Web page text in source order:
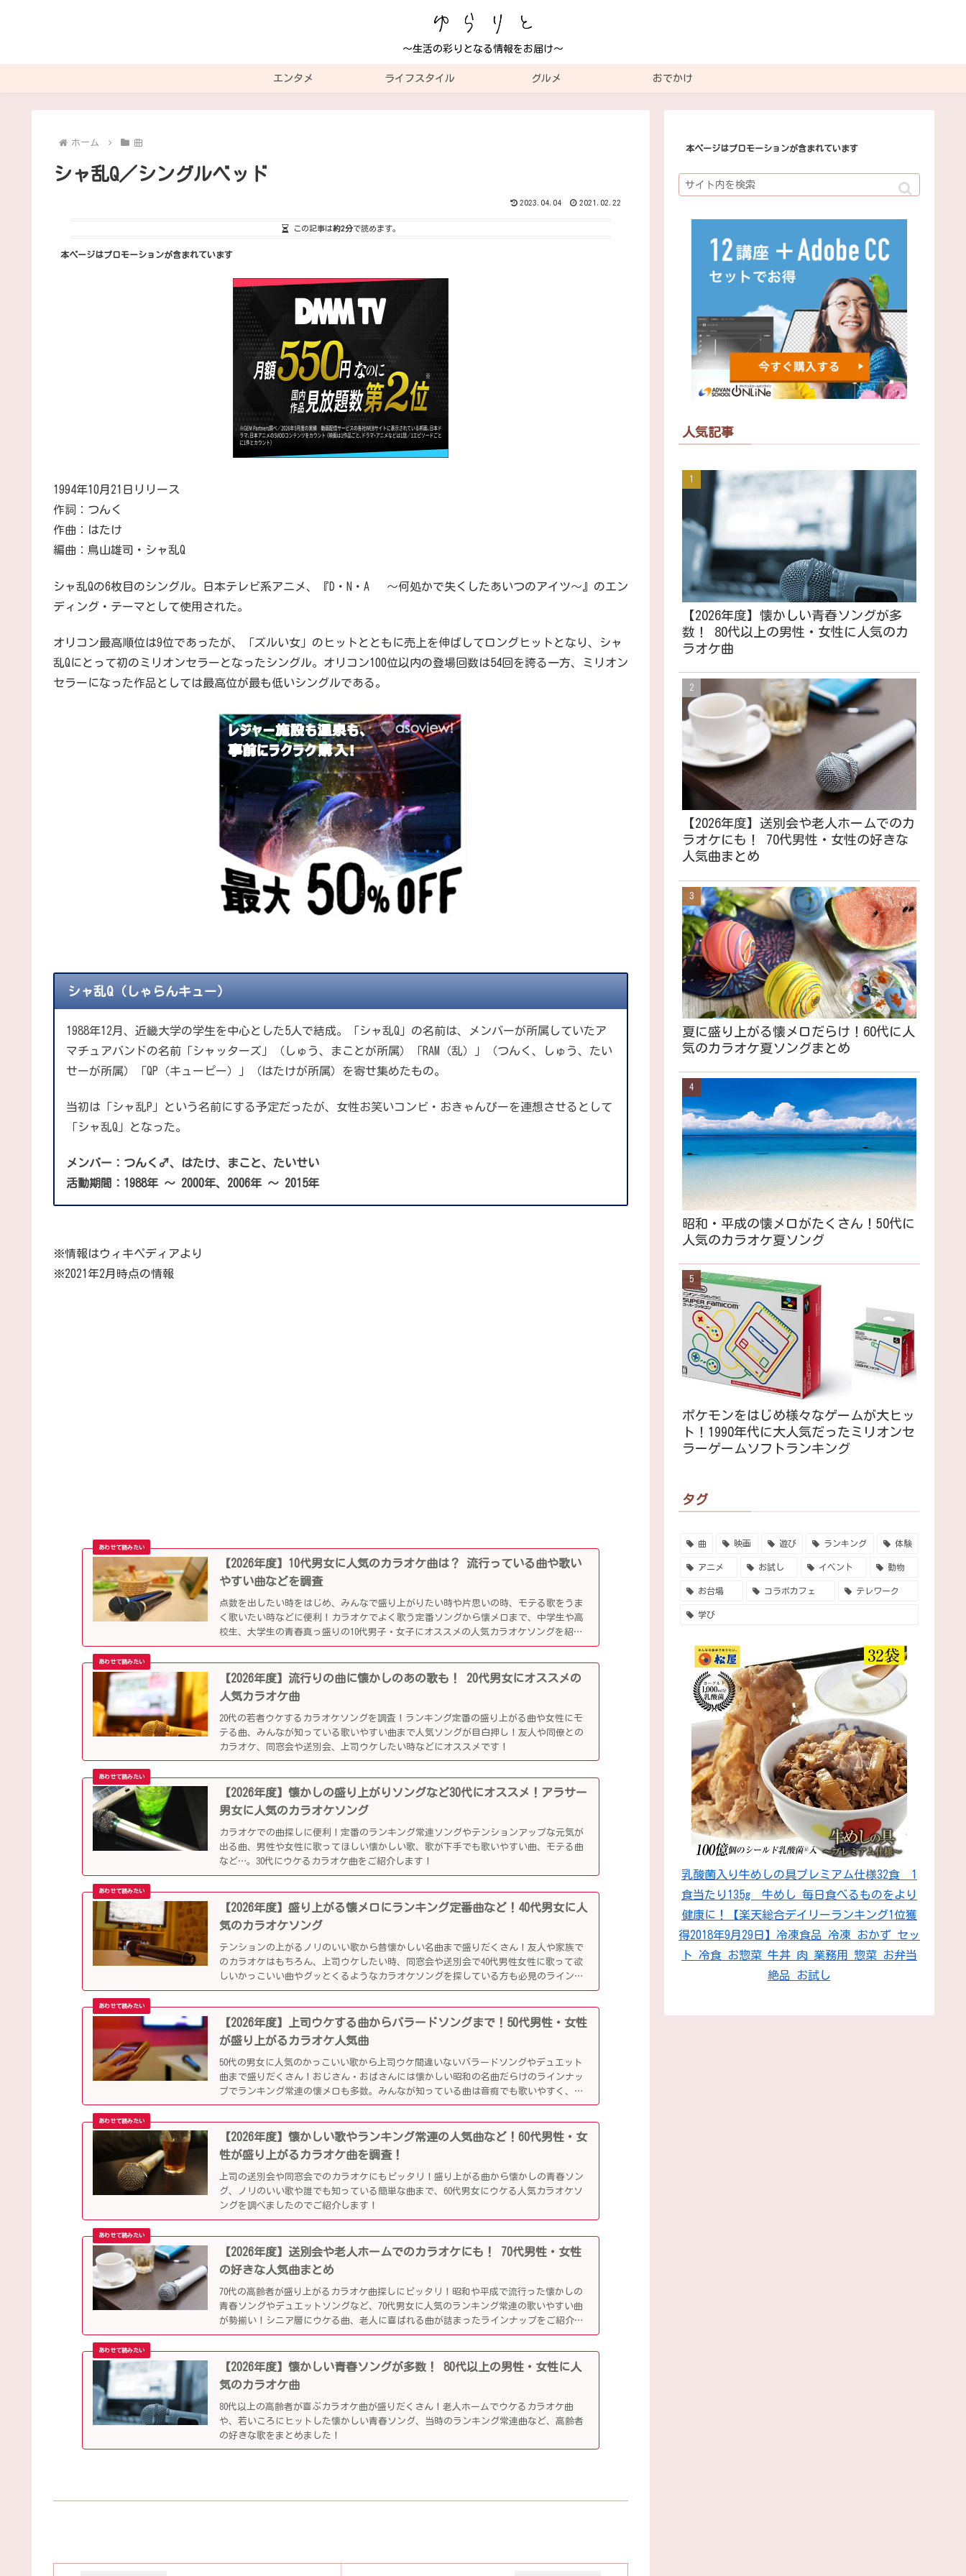
～生活の彩りとなる情報をお届け～
エンタメ ライフスタイル グルメ おでかけ
ホーム 曲
シャ乱Q／シングルベッド
2023.04.04 2021.02.22
この記事は約2分で読めます。
本ページはプロモーションが含まれています
1994年10月21日リリース
作詞：つんく
作曲：はたけ
編曲：鳥山雄司・シャ乱Q
シャ乱Qの6枚目のシングル。日本テレビ系アニメ、『D・N・A² 〜何処かで失くしたあいつのアイツ〜』のエン
ディング・テーマとして使用された。
オリコン最高順位は9位であったが、「ズルい女」のヒットとともに売上を伸ばしてロングヒットとなり、シャ
乱Qにとって初のミリオンセラーとなったシングル。オリコン100位以内の登場回数は54回を誇る一方、ミリオン
セラーになった作品としては最高位が最も低いシングルである。
シャ乱Q（しゃらんキュー）
1988年12月、近畿大学の学生を中心とした5人で結成。「シャ乱Q」の名前は、メンバーが所属していたア
マチュアバンドの名前「シャッターズ」（しゅう、まことが所属）「RAM（乱）」（つんく、しゅう、たい
せーが所属）「QP（キューピー）」（はたけが所属）を寄せ集めたもの。
当初は「シャ乱P」という名前にする予定だったが、女性お笑いコンビ・おきゃんぴーを連想させるとして
「シャ乱Q」となった。
メンバー：つんく♂、はたけ、まこと、たいせい
活動期間：1988年 ～ 2000年、2006年 ～ 2015年
※情報はウィキペディアより
※2021年2月時点の情報
【2026年度】10代男女に人気のカラオケ曲は？ 流行っている曲や歌い
やすい曲などを調査
点数を出したい時をはじめ、みんなで盛り上がりたい時や片思いの時、モテる歌をうま
く歌いたい時などに便利！カラオケでよく歌う定番ソングから懐メロまで、中学生や高
校生、大学生の青春真っ盛りの10代男子・女子にオススメの人気カラオケソングを紹介
していきます。
【2026年度】流行りの曲に懐かしのあの歌も！ 20代男女にオススメの
人気カラオケ曲
20代の若者ウケするカラオケソングを調査！ランキング定番の盛り上がる曲や女性にモ
テる曲、みんなが知っている歌いやすい曲まで人気ソングが目白押し！友人や同僚との
カラオケ、同窓会や送別会、上司ウケしたい時などにオススメです！
【2026年度】懐かしの盛り上がりソングなど30代にオススメ！アラサー
男女に人気のカラオケソング
カラオケでの曲探しに便利！定番のランキング常連ソングやテンションアップな元気が
出る曲、男性や女性に歌ってほしい懐かしい歌、歌が下手でも歌いやすい曲、モテる曲
など…。30代にウケるカラオケ曲をご紹介します！
【2026年度】盛り上がる懐メロにランキング定番曲など！40代男女に人
気のカラオケソング
テンションの上がるノリのいい歌から昔懐かしい名曲まで盛りだくさん！友人や家族で
のカラオケはもちろん、上司ウケしたい時、同窓会や送別会で40代男性女性に歌って欲
しいかっこいい曲やグッとくるようなカラオケソングを探している方も必見のラインナ
ップになっています！
【2026年度】上司ウケする曲からバラードソングまで！50代男性・女性
が盛り上がるカラオケ人気曲
50代の男女に人気のかっこいい歌から上司ウケ間違いないバラードソングやデュエット
曲まで盛りだくさん！おじさん・おばさんには懐かしい昭和の名曲だらけのラインナッ
プでランキング常連の懐メロも多数。みんなが知っている曲は音痴でも歌いやすく、送
別会や同窓会などでも盛り上がるはず！
【2026年度】懐かしい歌やランキング常連の人気曲など！60代男性・女
性が盛り上がるカラオケ曲を調査！
上司の送別会や同窓会でのカラオケにもピッタリ！盛り上がる曲から懐かしの青春ソン
グ、ノリのいい歌や誰でも知っている簡単な曲まで、60代男女にウケる人気カラオケソ
ングを調べましたのでご紹介します！
【2026年度】送別会や老人ホームでのカラオケにも！ 70代男性・女性
の好きな人気曲まとめ
70代の高齢者が盛り上がるカラオケ曲探しにピッタリ！昭和や平成で流行った懐かしの
青春ソングやデュエットソングなど、70代男女に人気のランキング常連の歌いやすい曲
が勢揃い！シニア層にウケる曲、老人に喜ばれる曲が詰まったラインナップをご紹介し
ます。
【2026年度】懐かしい青春ソングが多数！ 80代以上の男性・女性に人
気のカラオケ曲
80代以上の高齢者が喜ぶカラオケ曲が盛りだくさん！老人ホームでウケるカラオケ曲
や、若いころにヒットした懐かしい青春ソング、当時のランキング常連曲など、高齢者
の好きな歌をまとめました！
本ページはプロモーションが含まれています
人気記事
【2026年度】懐かしい青春ソングが多
数！ 80代以上の男性・女性に人気のカ
ラオケ曲
【2026年度】送別会や老人ホームでのカ
ラオケにも！ 70代男性・女性の好きな
人気曲まとめ
夏に盛り上がる懐メロだらけ！60代に人
気のカラオケ夏ソングまとめ
昭和・平成の懐メロがたくさん！50代に
人気のカラオケ夏ソング
ポケモンをはじめ様々なゲームが大ヒッ
ト！1990年代に大人気だったミリオンセ
ラーゲームソフトランキング
タグ
曲 映画 遊び ランキング 体験
アニメ お試し イベント 動物
お台場 コラボカフェ テレワーク
学び
乳酸菌入り牛めしの具プレミアム仕様32食 1
食当たり135g 牛めし 毎日食べるものをより
健康に！【楽天総合デイリーランキング1位獲
得2018年9月29日】冷凍食品 冷凍 おかず セッ
ト 冷食 お惣菜 牛丼 肉 業務用 惣菜 お弁当
絶品 お試し